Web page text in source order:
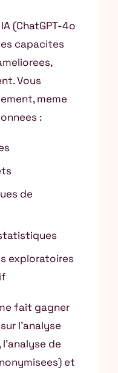
(ChatGPT-4o
capacites
Vous
meme
:
de
exploratoires
fait gagner
l’analyse
de
et